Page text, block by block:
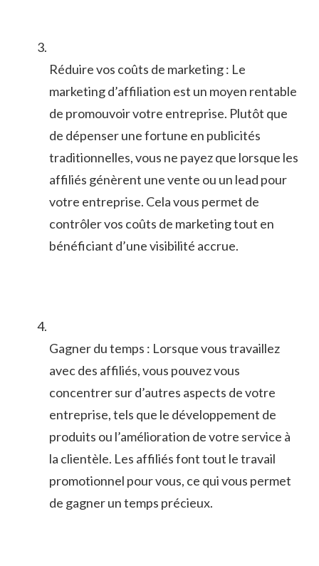
Réduire vos⁤ coûts de ⁢marketing : Le
marketing d’affiliation est un moyen rentable
de promouvoir votre entreprise. Plutôt​ que ​
de dépenser une‌ fortune ⁣en publicités
traditionnelles, vous ne payez que lorsque les
affiliés génèrent une vente ou un‌ lead ​pour
votre entreprise. Cela vous permet de
contrôler vos coûts​ de marketing ⁣tout en
bénéficiant d’une visibilité accrue.
Gagner du temps : Lorsque vous ‍travaillez
avec des affiliés, vous ⁣pouvez vous
concentrer sur d’autres aspects de votre
entreprise, tels que⁣ le développement de
produits‌ ou l’amélioration de votre service à
la clientèle. Les affiliés font tout le travail
promotionnel pour vous, ce qui vous permet
de gagner un temps ⁤précieux.